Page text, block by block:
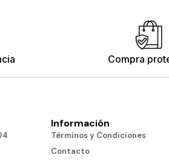
Bloques
Compra
Información
Términos y Condiciones
Contacto